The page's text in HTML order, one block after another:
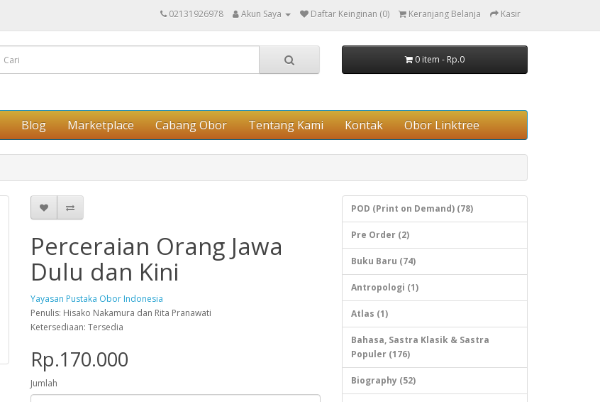
02131926978 Akun Saya Daftar Keinginan (0) Keranjang Belanja Kasir
0 item - Rp.0
Blog Marketplace Cabang Obor Tentang Kami Kontak Obor Linktree
Perceraian Orang Jawa
Dulu dan Kini
Yayasan Pustaka Obor Indonesia
Penulis: Hisako Nakamura dan Rita Pranawati
Ketersediaan: Tersedia
Rp.170.000
Jumlah
POD (Print on Demand) (78)
Pre Order (2)
Buku Baru (74)
Antropologi (1)
Atlas (1)
Bahasa, Sastra Klasik & Sastra
Populer (176)
Biography (52)